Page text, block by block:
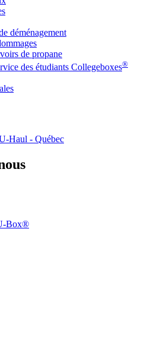
déménagement
de propane
des étudiants Collegeboxes®
Haul - Québec
Box®